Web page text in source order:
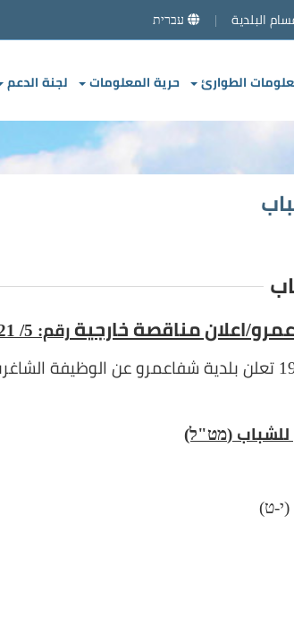
البلدية עברית
الطوارئ حرية المعلومات لجنة الدعم
اعلان مناقصة خارجيةرقم: 5/ 2021
(מט"ל)
(י-ט)